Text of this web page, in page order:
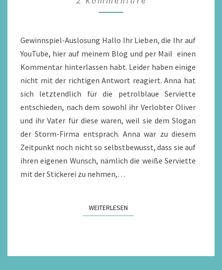
VON
BENDEN
Gewinnspiel-Auslosung Hallo Ihr Lieben, die Ihr auf
YouTube, hier auf meinem Blog und per Mail einen
Kommentar hinterlassen habt. Leider haben einige
nicht mit der richtigen Antwort reagiert. Anna hat
sich letztendlich für die petrolblaue Serviette
entschieden, nach dem sowohl ihr Verlobter Oliver
und ihr Vater für diese waren, weil sie dem Slogan
der Storm-Firma entsprach. Anna war zu diesem
Zeitpunkt noch nicht so selbstbewusst, dass sie auf
ihren eigenen Wunsch, nämlich die weiße Serviette
mit der Stickerei zu nehmen,…
WEITERLESENWEITERLESEN